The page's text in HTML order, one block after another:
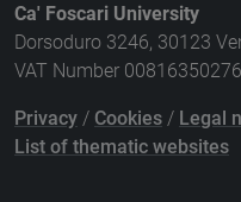
Ca' Foscari University
Dorsoduro 3246, 30123
VAT Number
Privacy / Cookies / Legal
List of thematic websites